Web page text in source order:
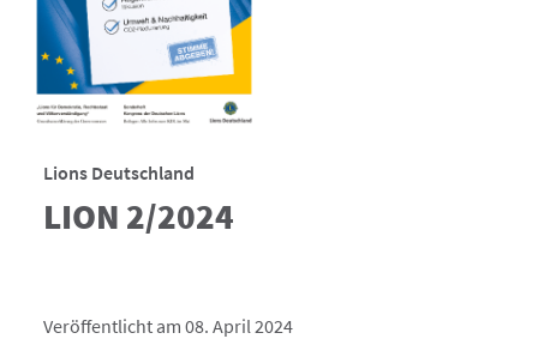
Lions Deutschland
LION 2/2024
Veröffentlicht am 08. April 2024